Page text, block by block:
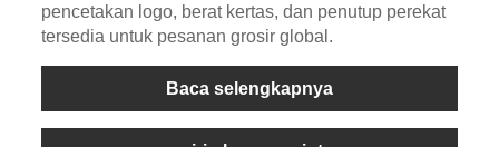
pencetakan logo, berat kertas, dan penutup perekat
tersedia untuk pesanan grosir global.
Baca selengkapnya